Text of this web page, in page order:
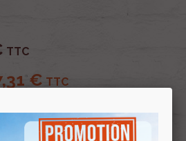
TTC
€ TTC